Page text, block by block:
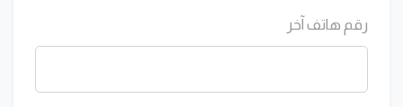
رقم هاتف آخر